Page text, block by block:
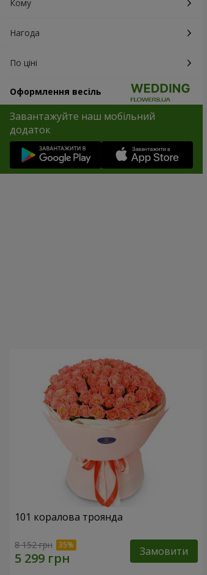
Кому
Нагода
По ціні
Оформлення весіль
Завантажуйте наш мобільний
додаток
101 коралова троянда
8 152 грн Замовити